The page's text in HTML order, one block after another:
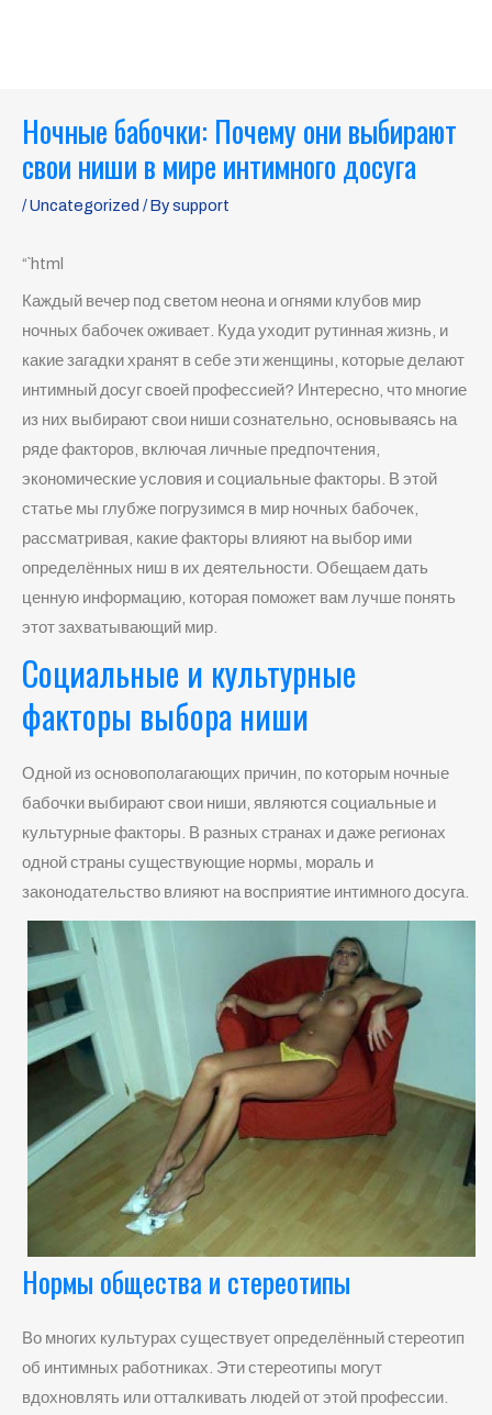
Ночные бабочки: Почему они выбирают
свои ниши в мире интимного досуга
/Uncategorized / Bysupport
“`html
Каждый вечер под светом неона и огнями клубов мир
ночных бабочек оживает. Куда уходит рутинная жизнь, и
какие загадки хранят в себе эти женщины, которые делают
интимный досуг своей профессией? Интересно, что многие
из них выбирают свои ниши сознательно, основываясь на
ряде факторов, включая личные предпочтения,
экономические условия и социальные факторы. В этой
статье мы глубже погрузимся в мир ночных бабочек,
рассматривая, какие факторы влияют на выбор ими
определённых ниш в их деятельности. Обещаем дать
ценную информацию, которая поможет вам лучше понять
этот захватывающий мир.
Социальные и культурные
факторы выбора ниши
Одной из основополагающих причин, по которым ночные
бабочки выбирают свои ниши, являются социальные и
культурные факторы. В разных странах и даже регионах
одной страны существующие нормы, мораль и
законодательство влияют на восприятие интимного досуга.
Нормы общества и стереотипы
Во многих культурах существует определённый стереотип
об интимных работниках. Эти стереотипы могут
вдохновлять или отталкивать людей от этой профессии.
navigation